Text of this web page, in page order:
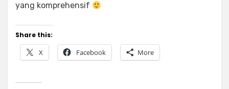
yang komprehensif
Share this:
X Facebook More